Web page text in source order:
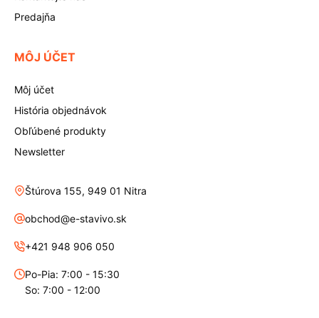
Predajňa
MÔJ ÚČET
Môj účet
História objednávok
Obľúbené produkty
Newsletter
Štúrova 155, 949 01 Nitra
obchod@e-stavivo.sk
+421 948 906 050
Po-Pia: 7:00 - 15:30
So: 7:00 - 12:00